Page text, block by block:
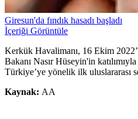
Giresun'da fındık hasadı başladı
İçeriği Görüntüle
Kerkük Havalimanı, 16 Ekim
Bakanı Nasır Hüseyin'in
Türkiye’ye yönelik ilk uluslararası
Kaynak: AA